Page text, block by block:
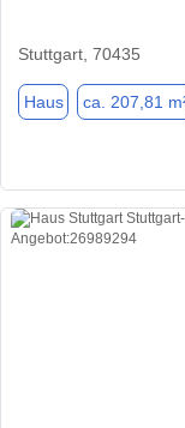
Stuttgart, 70435
Haus ca. 207,81